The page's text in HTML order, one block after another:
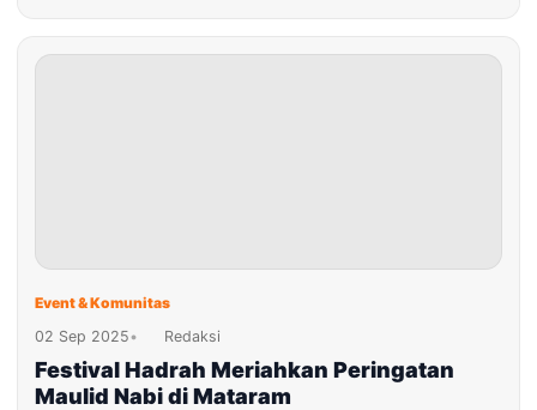
Event & Komunitas
02 Sep 2025• Redaksi
Festival Hadrah Meriahkan Peringatan
Maulid Nabi di Mataram